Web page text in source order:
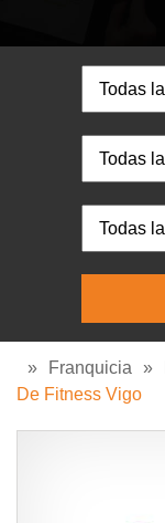
» Franquicia »
De Fitness Vigo